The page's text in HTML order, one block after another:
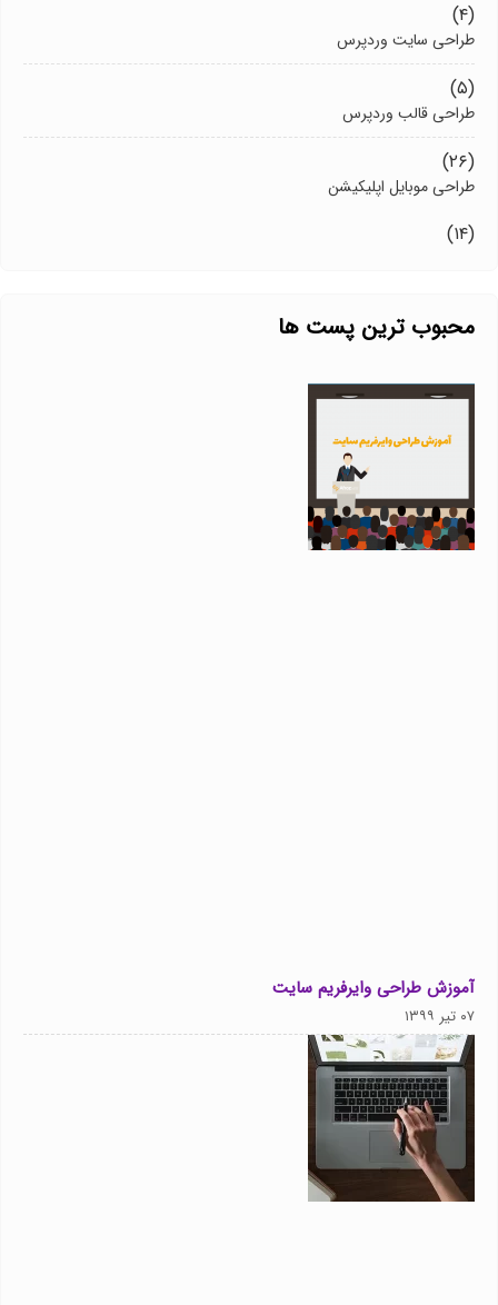
(۴)
طراحی سایت وردپرس
(۵)
طراحی قالب وردپرس
(۲۶)
طراحی موبایل اپلیکیشن
(۱۴)
محبوب ترین پست ها
آموزش طراحی وایرفریم سایت
۰۷ تیر ۱۳۹۹